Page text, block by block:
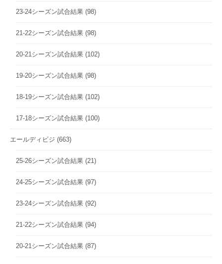
23-24シーズン試合結果 (98)
21-22シーズン試合結果 (98)
20-21シーズン試合結果 (102)
19-20シーズン試合結果 (98)
18-19シーズン試合結果 (102)
17-18シーズン試合結果 (100)
エールディビジ (663)
25-26シーズン試合結果 (21)
24-25シーズン試合結果 (97)
23-24シーズン試合結果 (92)
21-22シーズン試合結果 (94)
20-21シーズン試合結果 (87)